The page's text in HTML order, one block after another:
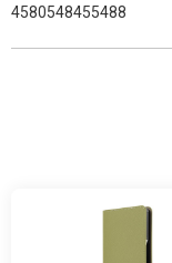
4580548455488